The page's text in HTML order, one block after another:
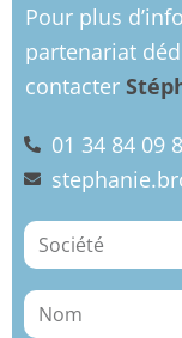
Pour plus
partenariat
contacter
01 34 84 09